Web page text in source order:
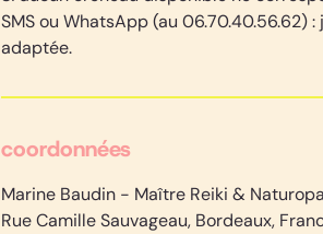
SMS ou WhatsApp (au
adaptée.
coordonnées
Marine Baudin - Maître Reiki &
Rue Camille Sauvageau, Bordeaux,